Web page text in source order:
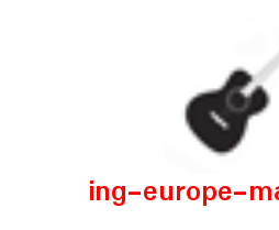
ing-europe-